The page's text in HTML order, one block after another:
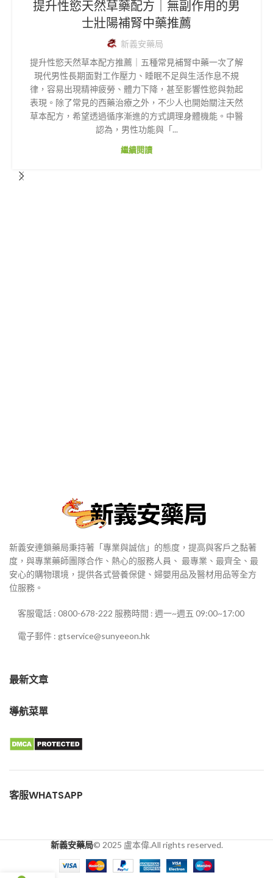
提升性慾天然草藥配方｜無副作用的男
士壯陽補腎中藥推薦
新義安藥局
提升性慾天然草本配方推薦｜五種常見補腎中藥一次了解
現代男性長期面對工作壓力、睡眠不足與生活作息不規
律，容易出現精神疲勞、體力下降，甚至影響性慾與勃起
表現。除了常見的西藥治療之外，不少人也開始關注天然
草本配方，希望透過循序漸進的方式調理身體機能。中醫
認為，男性功能與「...
繼續閱讀
新義安連鎖藥局秉持著「專業與誠信」的態度，提高與客戶之黏著
度，與專業藥師團隊合作、熱心的服務人員、 最專業、最齊全、最
安心的購物環境，提供各式營養保健、婦嬰用品及醫材用品等全方
位服務。
客服電話 : 0800-678-222 服務時間 : 週一~週五 09:00~17:00
電子郵件 : gtservice@sunyeeon.hk
最新文章
導航菜單
客服WHATSAPP
新義安藥局© 2025 盧本偉.All rights reserved.